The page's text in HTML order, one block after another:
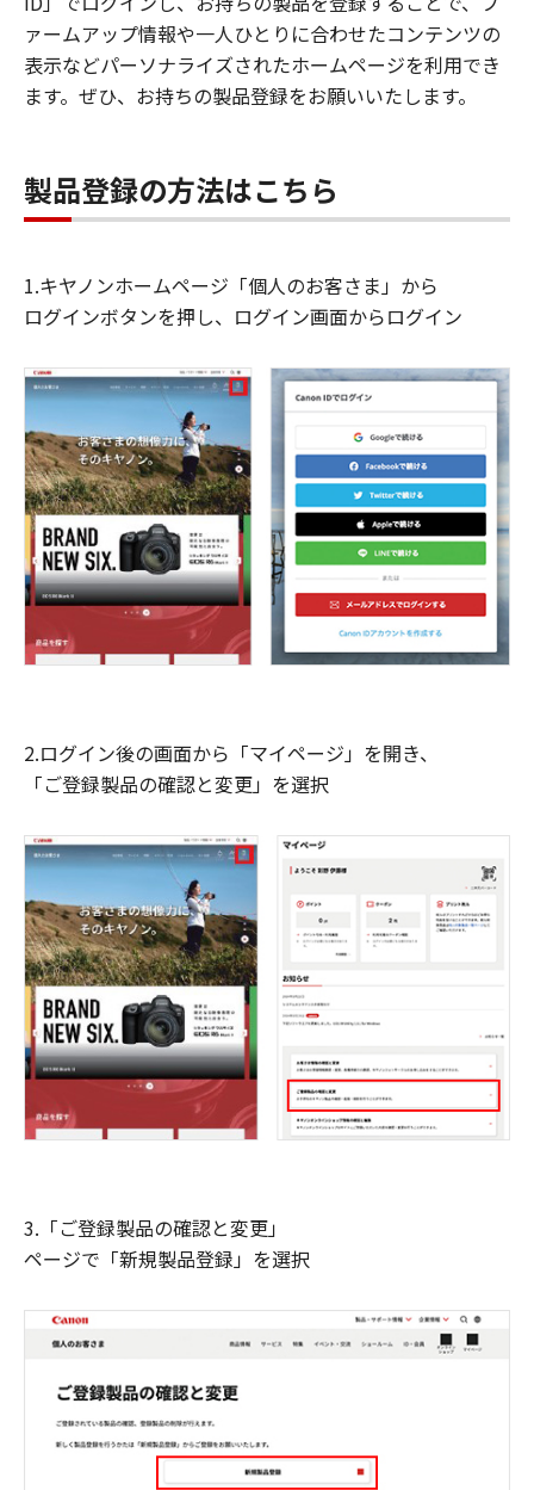
ァームアップ情報や一人ひとりに合わせたコンテンツの
表示などパーソナライズされたホームページを利用でき
ます。ぜひ、お持ちの製品登録をお願いいたします。
製品登録の方法はこちら
1.キヤノンホームページ「個人のお客さま」から
ログインボタンを押し、ログイン画面からログイン
2.ログイン後の画面から「マイページ」を開き、
「ご登録製品の確認と変更」を選択
3.「ご登録製品の確認と変更」
ページで「新規製品登録」を選択